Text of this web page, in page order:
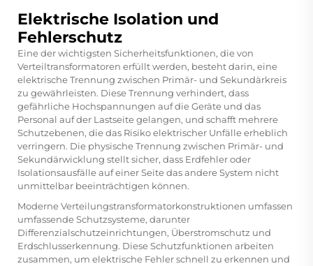
Elektrische Isolation und
Fehlerschutz
Eine der wichtigsten Sicherheitsfunktionen, die von
Verteiltransformatoren erfüllt werden, besteht darin, eine
elektrische Trennung zwischen Primär- und Sekundärkreis
zu gewährleisten. Diese Trennung verhindert, dass
gefährliche Hochspannungen auf die Geräte und das
Personal auf der Lastseite gelangen, und schafft mehrere
Schutzebenen, die das Risiko elektrischer Unfälle erheblich
verringern. Die physische Trennung zwischen Primär- und
Sekundärwicklung stellt sicher, dass Erdfehler oder
Isolationsausfälle auf einer Seite das andere System nicht
unmittelbar beeinträchtigen können.
Moderne Verteilungstransformatorkonstruktionen umfassen
umfassende Schutzsysteme, darunter
Differenzialschutzeinrichtungen, Überstromschutz und
Erdschlusserkennung. Diese Schutzfunktionen arbeiten
zusammen, um elektrische Fehler schnell zu erkennen und